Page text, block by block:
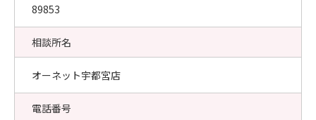
89853
相談所名
オーネット宇都宮店
電話番号